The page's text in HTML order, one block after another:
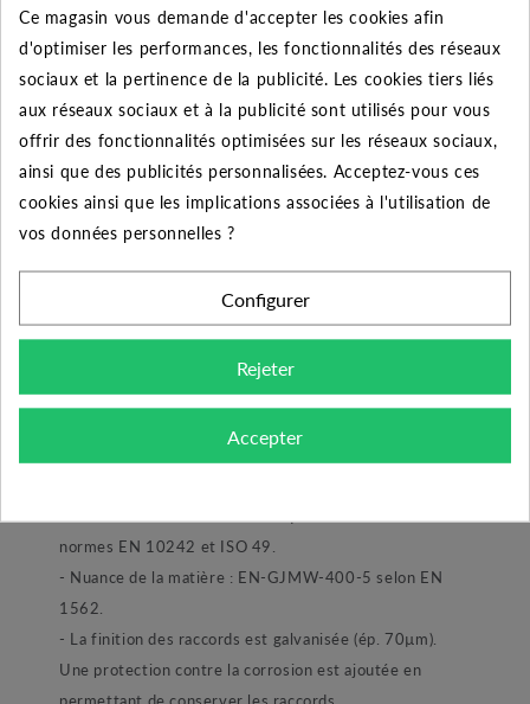
10 5% Jusqu'à3,22 €
50 10% Jusqu'à32,15 €
DESCRIPTION DU PRODUIT
Découvrez la croix galvanisée de diamètre 1/2" pour le
raccordement de vos tuyauteries.
distribution d'eau, d'eau
potable, de gaz, de vapeur, de liquide et de gaz non
normes EN 10242 et ISO 49.
- Nuance de la matière : EN-GJMW-400-5 selon EN
1562.
- La finition des raccords est galvanisée (ép. 70µm).
Une protection contre la corrosion est ajoutée en
Ce magasin vous demande d'accepter les cookies afin
d'optimiser les performances, les fonctionnalités des réseaux
sociaux et la pertinence de la publicité. Les cookies tiers liés
aux réseaux sociaux et à la publicité sont utilisés pour vous
offrir des fonctionnalités optimisées sur les réseaux sociaux,
ainsi que des publicités personnalisées. Acceptez-vous ces
cookies ainsi que les implications associées à l'utilisation de
vos données personnelles ?
Configurer
Rejeter
Accepter